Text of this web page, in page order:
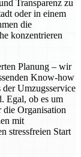
Transparenz zu
oder in einem
die
konzentrieren
Planung – wir
Know-how
Umzugsservice
Egal, ob es um
die Organisation
mit
stressfreien Start